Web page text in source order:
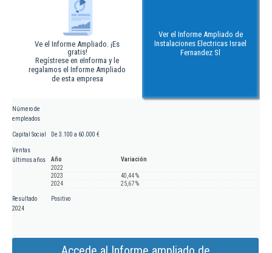
Ve el Informe Ampliado. ¡Es
gratis!
Regístrese en eInforma y le
regalamos el Informe Ampliado
de esta empresa
Ver el Informe Ampliado de
Instalaciones Electricas Israel
Fernandez Sl
Número de
empleados
Capital Social De 3.100 a 60.000 €
Ventas
últimos años
Año
Variación
2022
2023
40,44 %
2024
25,67 %
Resultado
2024
Positivo